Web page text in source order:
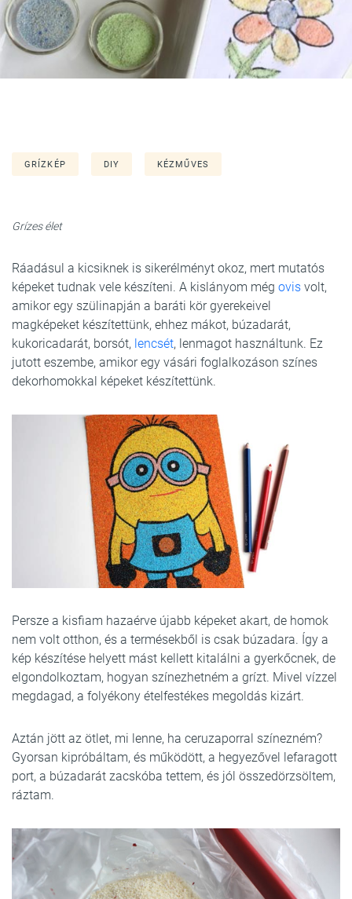
GRÍZKÉP DIY KÉZMŰVES
Grízes élet
Ráadásul a kicsiknek is sikerélményt okoz, mert mutatós
képeket tudnak vele készíteni. A kislányom még ovis volt,
amikor egy szülinapján a baráti kör gyerekeivel
magképeket készítettünk, ehhez mákot, búzadarát,
kukoricadarát, borsót, lencsét, lenmagot használtunk. Ez
jutott eszembe, amikor egy vásári foglalkozáson színes
dekorhomokkal képeket készítettünk.
Persze a kisfiam hazaérve újabb képeket akart, de homok
nem volt otthon, és a termésekből is csak búzadara. Így a
kép készítése helyett mást kellett kitalálni a gyerkőcnek, de
elgondolkoztam, hogyan színezhetném a grízt. Mivel vízzel
megdagad, a folyékony ételfestékes megoldás kizárt.
Aztán jött az ötlet, mi lenne, ha ceruzaporral színezném?
Gyorsan kipróbáltam, és működött, a hegyezővel lefaragott
port, a búzadarát zacskóba tettem, és jól összedörzsöltem,
ráztam.